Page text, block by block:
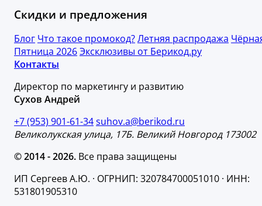
Скидки и предложения
Блог Что такое промокод?Летняя распродажа
Пятница 2026Эксклюзивы от Берикод.ру
Контакты
Директор по маркетингу и развитию
Сухов Андрей
+7 (953) 901-61-34suhov.a@berikod.ru
Великолукская улица, 17Б. Великий Новгород 173002
© 2014 - 2026. Все права защищены
ИП Сергеев А.Ю. · ОГРНИП: 320784700051010 · ИНН:
531801905310